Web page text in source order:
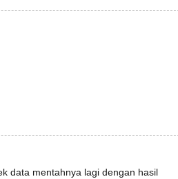
data mentahnya lagi dengan hasil